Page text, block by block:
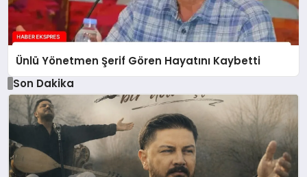
Ünlü Yönetmen Şerif Gören Hayatını Kaybetti
Son Dakika